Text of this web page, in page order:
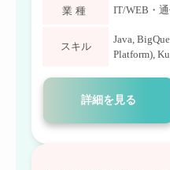
業種 IT/WEB・
スキル
Java,
Platform),
詳細を見る